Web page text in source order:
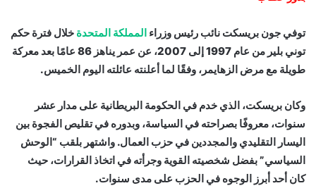
توفي جون بريسكت نائب رئيس وزراء المملكة المتحدة خلال فترة حكم
توني بلير من عام 1997 إلى 2007، عن عمر يناهز 86 عامًا بعد معركة
طويلة مع مرض الزهايمر، وفقًا لما أعلنته عائلته اليوم الخميس.
وكان بريسكت، الذي خدم في الحكومة البريطانية على مدار عشر
سنوات، معروفًا بصراحته في السياسة، وبدوره في تقليص الفجوة بين
اليسار التقليدي والمجددين في حزب العمال. واشتهر بلقب “الوحش
السياسي” بفضل شخصيته القوية وجرأته في اتخاذ القرارات، حيث
كان أحد أبرز الوجوه في الحزب على مدى سنوات.